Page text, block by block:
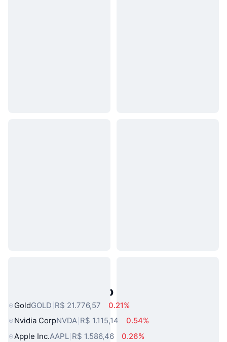
Ativos do Mundo Real Populares
GoldGOLD R$ 21.776,57
0.21%
Nvidia CorpNVDA R$ 1.115,14
0.54%
Apple Inc.AAPL R$ 1.586,46
0.26%